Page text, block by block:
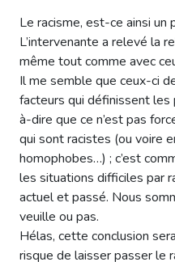
Le racisme, est-ce ainsi un
L’intervenante a relevé la
même tout comme avec
Il me semble que ceux-ci
facteurs qui définissent les
à-dire que ce n’est pas
qui sont racistes (ou voire
homophobes…) ; c’est
les situations difficiles par
actuel et passé. Nous
veuille ou pas.
Hélas, cette conclusion
risque de laisser passer le